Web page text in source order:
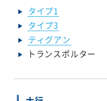
タイプ1
タイプ3
ティグアン
トランスポルター